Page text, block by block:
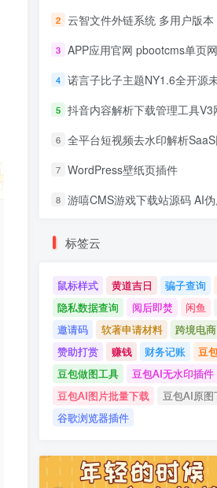
2 云智文件外链系统 多用户版本
3 APP应用官网 pbootcms单页网站
4 诺言子比子主题NY1.6全开源
5 抖音内容解析下载管理工具V3
6 全平台短视频去水印解析SaaS网站源码 去水印
7 WordPress壁纸页插件
8 游嘻CMS游戏下载站源码 AI
标签云
鼠标样式 黄道吉日 骗子查询
隐私数据查询
阅后即焚 闲鱼
邀请码
软著申请材料
跨境电商
赞助打赏
赚钱 财务记账
豆
豆包做图工具
豆包AI无水印插件
豆包AI图片批量下载
豆包AI原图
谷歌浏览器插件